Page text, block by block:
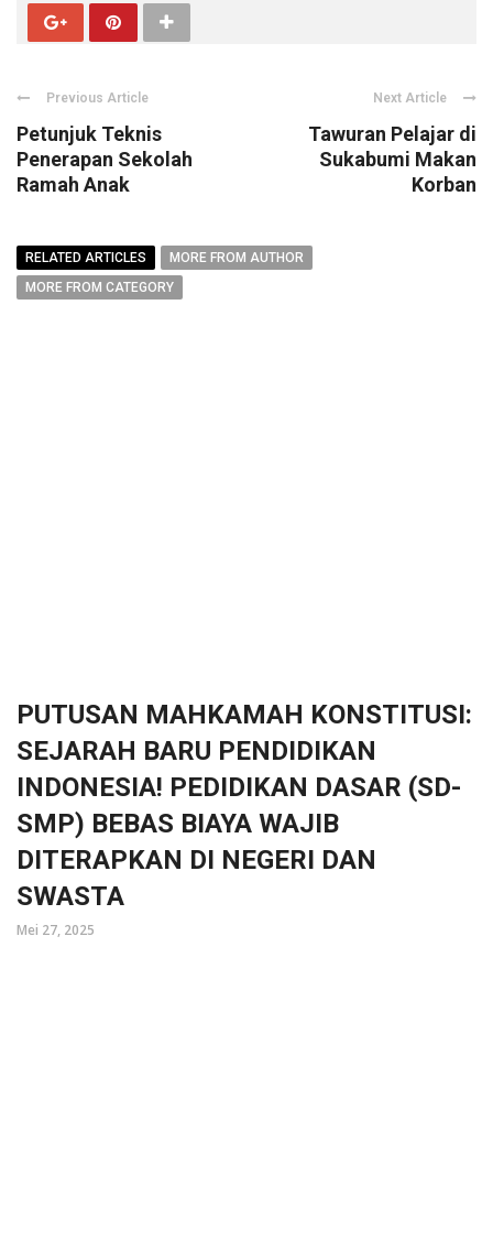
Previous Article
Petunjuk Teknis
Penerapan Sekolah
Ramah Anak
Next Article
Tawuran Pelajar di
Sukabumi Makan
Korban
RELATED ARTICLES
MORE FROM AUTHOR
MORE FROM CATEGORY
PUTUSAN MAHKAMAH KONSTITUSI:
SEJARAH BARU PENDIDIKAN
INDONESIA! PEDIDIKAN DASAR (SD-
SMP) BEBAS BIAYA WAJIB
DITERAPKAN DI NEGERI DAN
SWASTA
Mei 27, 2025